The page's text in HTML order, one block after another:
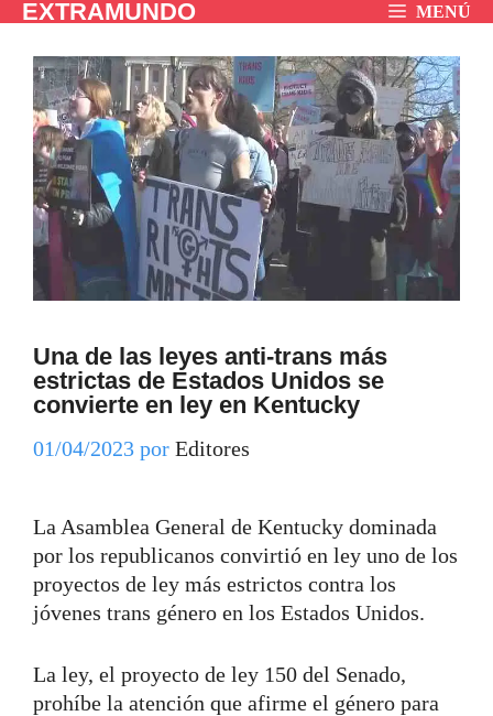
Saltar
contenido
EXTRAMUNDO MENÚ
Una de las leyes anti-trans más
estrictas de Estados Unidos se
convierte en ley en Kentucky
01/04/2023 por Editores
La Asamblea General de Kentucky dominada
por los republicanos convirtió en ley uno de los
proyectos de ley más estrictos contra los
jóvenes trans género en los Estados Unidos.
La ley, el proyecto de ley 150 del Senado,
prohíbe la atención que afirme el género para